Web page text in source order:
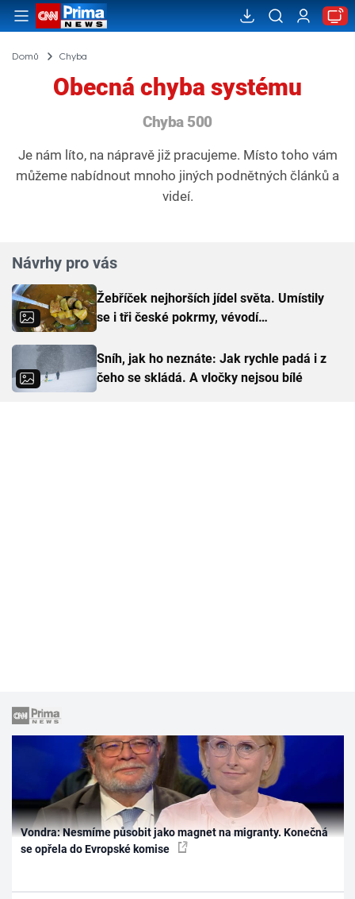
Domů Chyba
Obecná chyba systému
Chyba 500
Je nám líto, na nápravě již pracujeme. Místo toho vám
můžeme nabídnout mnoho jiných podnětných článků a
videí.
Návrhy pro vás
Žebříček nejhorších jídel světa. Umístily
se i tři české pokrmy, vévodí
Sníh, jak ho neznáte: Jak rychle padá i z
čeho se skládá. A vločky nejsou bílé
Vondra: Nesmíme působit jako magnet na migranty. Konečná
se opřela do Evropské komise